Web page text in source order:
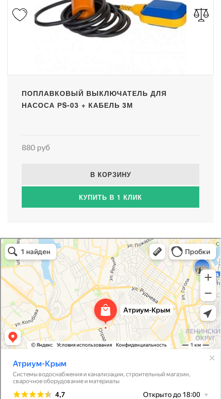
ПОПЛАВКОВЫЙ ВЫКЛЮЧАТЕЛЬ ДЛЯ
НАСОСА РS-03 + КАБЕЛЬ 3М
880 руб
В КОРЗИНУ
КУПИТЬ В 1 КЛИК
Атриум-Крым
Системы водоснабжения, отопления, канализации в Севастополе
Снабжение строительных объектов в Севастополе